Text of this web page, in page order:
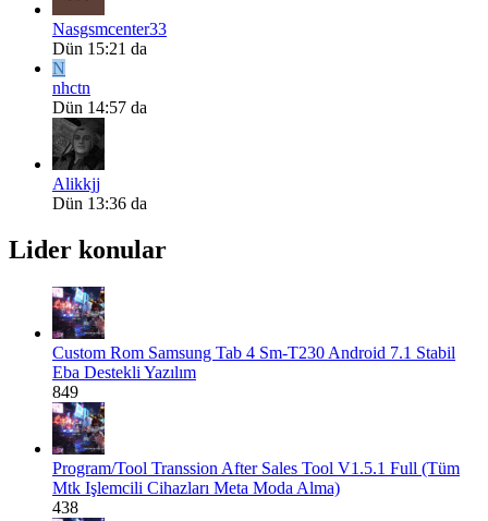
Nasgsmcenter33
Dün 15:21 da
N
nhctn
Dün 14:57 da
Alikkjj
Dün 13:36 da
Lider konular
Custom Rom Samsung Tab 4 Sm-T230 Android 7.1 Stabil
Eba Destekli Yazılım
849
Program/Tool Transsion After Sales Tool V1.5.1 Full (Tüm
Mtk Işlemcili Cihazları Meta Moda Alma)
438